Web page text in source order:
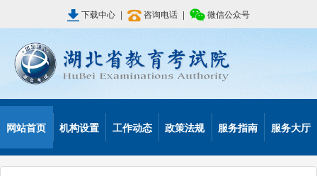
下载中心 | 咨询电话 | 微信公众号
网站首页 机构设置 工作动态 政策法规 服务指南 服务大厅